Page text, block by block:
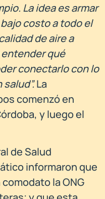
La idea es armar
costo a todo el
de aire a
qué
conectarlo con lo
La
comenzó en
y luego el
de Salud
informaron que
la ONG